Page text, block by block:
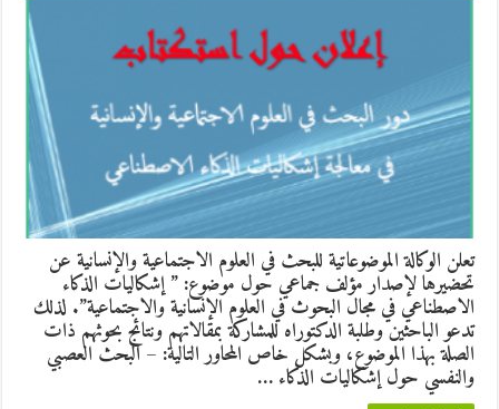
تعلن الوكالة الموضوعاتية للبحث في العلوم الاجتماعية والإنسانية عن
تحضيرها لإصدار مؤلف جماعي حول موضوع: ” إشكاليات الذكاء
الاصطناعي في مجال البحوث في العلوم الإنسانية والاجتماعية”. لذلك
تدعو الباحثين وطلبة الدكتوراه للمشاركة بمقالاتهم ونتائج بحوثهم ذات
الصلة بهذا الموضوع، وبشكل خاص المحاور التالية: – البحث العصبي
والنفسي حول إشكاليات الذكاء …